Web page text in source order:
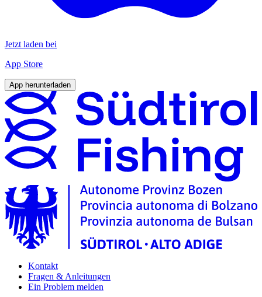
Jetzt laden bei
App Store
App herunterladen
Kontakt
Fragen & Anleitungen
Ein Problem melden